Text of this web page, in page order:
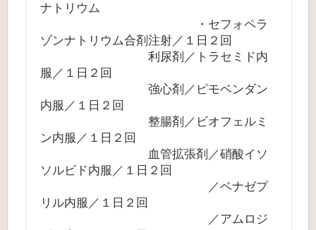
ナトリウム
・セフォペラ
ゾンナトリウム合剤注射／１日２回
利尿剤／トラセミド内
服／１日２回
強心剤／ピモベンダン
内服／１日２回
整腸剤／ビオフェルミ
ン内服／１日２回
血管拡張剤／硝酸イソ
ソルビド内服／１日２回
／ベナゼプ
リル内服／１日２回
／アムロジ